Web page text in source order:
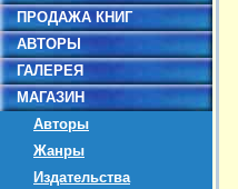
ПРОДАЖА КНИГ
АВТОРЫ
ГАЛЕРЕЯ
МАГАЗИН
Авторы
Жанры
Издательства